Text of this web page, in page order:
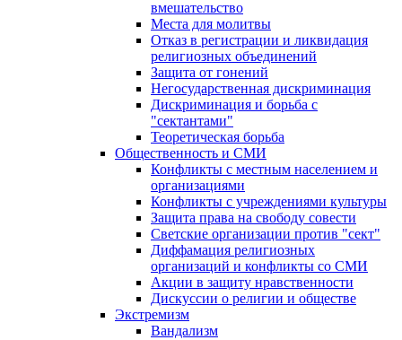
вмешательство
Места для молитвы
Отказ в регистрации и ликвидация
религиозных объединений
Защита от гонений
Негосударственная дискриминация
Дискриминация и борьба с
"сектантами"
Теоретическая борьба
Общественность и СМИ
Конфликты с местным населением и
организациями
Конфликты с учреждениями культуры
Защита права на свободу совести
Светские организации против "сект"
Диффамация религиозных
организаций и конфликты со СМИ
Акции в защиту нравственности
Дискуссии о религии и обществе
Экстремизм
Вандализм